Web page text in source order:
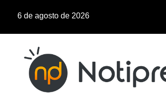
6 de agosto de 2026